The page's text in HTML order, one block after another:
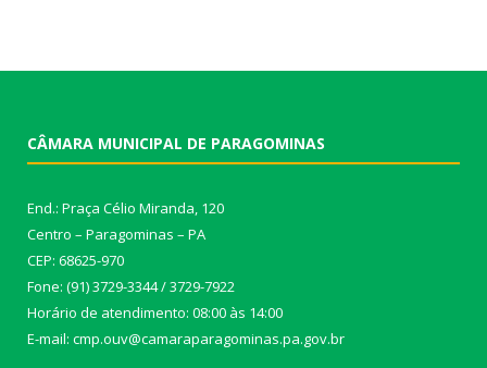
CÂMARA MUNICIPAL DE PARAGOMINAS
End.: Praça Célio Miranda, 120
Centro – Paragominas – PA
CEP: 68625-970
Fone: (91) 3729-3344 / 3729-7922
Horário de atendimento: 08:00 às 14:00
E-mail: cmp.ouv@camaraparagominas.pa.gov.br